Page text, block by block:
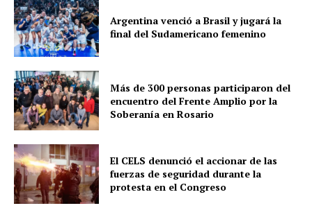
Argentina venció a Brasil y jugará la
final del Sudamericano femenino
Más de 300 personas participaron del
encuentro del Frente Amplio por la
Soberanía en Rosario
El CELS denunció el accionar de las
fuerzas de seguridad durante la
protesta en el Congreso